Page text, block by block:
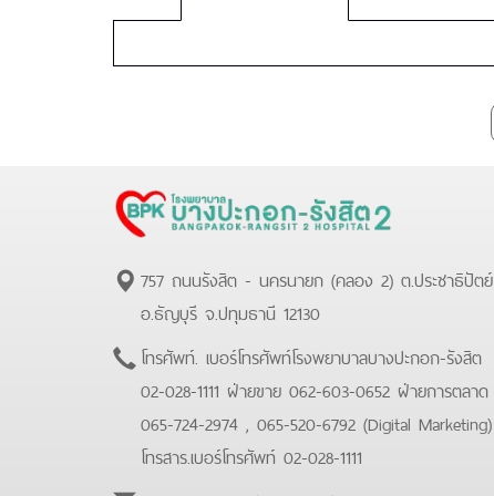
757 ถนนรังสิต - นครนายก (คลอง 2) ต.ประชาธิปัตย์
อ.ธัญบุรี จ.ปทุมธานี 12130
โทรศัพท์. เบอร์โทรศัพท์โรงพยาบาลบางปะกอก-รังสิต
02-028-1111 ฝ่ายขาย 062-603-0652 ฝ่ายการตลาด
065-724-2974 , 065-520-6792 (Digital Marketing)
โทรสาร.เบอร์โทรศัพท์ 02-028-1111